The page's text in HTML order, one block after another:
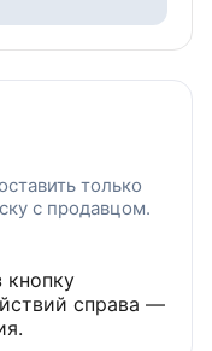
только
с продавцом.
кнопку
справа —